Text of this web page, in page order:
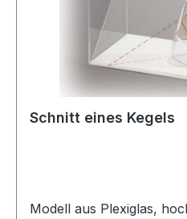
Schnitt eines Kegels
Modell aus Plexiglas,